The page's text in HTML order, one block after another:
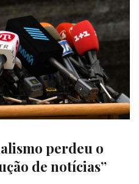
perdeu o
de notícias”